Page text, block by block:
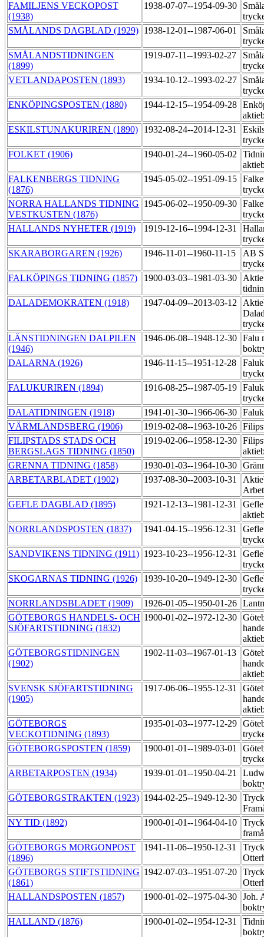
FAMILJENS VECKOPOST
(1938)
1938-07-07--1954-09-30
SMÅLANDS DAGBLAD (1929) 1938-12-01--1987-06-01
SMÅLANDSTIDNINGEN
(1899)
1919-07-11--1993-02-27
VETLANDAPOSTEN (1893)
1934-10-12--1993-02-27
ENKÖPINGSPOSTEN (1880)
1944-12-15--1954-09-28
ESKILSTUNAKURIREN (1890)
1932-08-24--2014-12-31
FOLKET (1906)
1940-01-24--1960-05-02
FALKENBERGS TIDNING
(1876)
1945-05-02--1951-09-15
NORRA HALLANDS TIDNING
VESTKUSTEN (1876)
1945-06-02--1950-09-30
HALLANDS NYHETER (1919)
1919-12-16--1994-12-31
SKARABORGAREN (1926)
1946-11-01--1960-11-15
AB
FALKÖPINGS TIDNING (1857)
1900-03-03--1981-03-30
DALADEMOKRATEN (1918)
1947-04-09--2013-03-12
LÄNSTIDNINGEN DALPILEN
(1946)
1946-06-08--1948-12-30 Falu
DALARNA (1926)
1946-11-15--1951-12-28
FALUKURIREN (1894)
1916-08-25--1987-05-19
DALATIDNINGEN (1918)
1941-01-30--1966-06-30
VÄRMLANDSBERG (1906)
1919-02-08--1963-10-26
FILIPSTADS STADS OCH
BERGSLAGS TIDNING (1850)
1919-02-06--1958-12-30
GRENNA TIDNING (1858)
1930-01-03--1964-10-30
ARBETARBLADET (1902)
1937-08-30--2003-10-31
GEFLE DAGBLAD (1895)
1921-12-13--1981-12-31
NORRLANDSPOSTEN (1837)
1941-04-15--1956-12-31
SANDVIKENS TIDNING (1911) 1923-10-23--1956-12-31
SKOGARNAS TIDNING (1926)
1939-10-20--1949-12-30
NORRLANDSBLADET (1909)
1926-01-05--1950-01-26
GÖTEBORGS HANDELS- OCH
SJÖFARTSTIDNING (1832)
1900-01-02--1972-12-30
GÖTEBORGSTIDNINGEN
(1902)
1902-11-03--1967-01-13
SVENSK SJÖFARTSTIDNING
(1905)
1917-06-06--1955-12-31
GÖTEBORGS
VECKOTIDNING (1893)
1935-01-03--1977-12-29
GÖTEBORGSPOSTEN (1859)
1900-01-01--1989-03-01
ARBETARPOSTEN (1934)
1939-01-01--1950-04-21
GÖTEBORGSTRAKTEN (1923) 1944-02-25--1949-12-30
NY TID (1892)
1900-01-01--1964-04-10
GÖTEBORGS MORGONPOST
(1896)
1941-11-06--1950-12-31
GÖTEBORGS STIFTSTIDNING
(1861)
1942-07-03--1951-07-20
HALLANDSPOSTEN (1857)
1900-01-02--1975-04-30 Joh.
HALLAND (1876)
1900-01-02--1954-12-31